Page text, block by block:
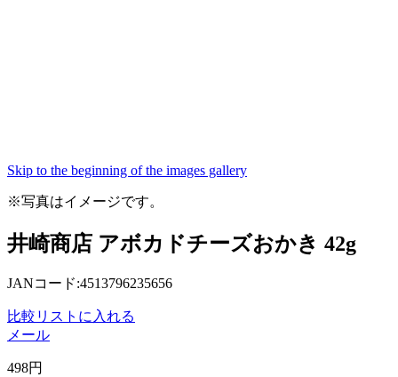
Skip to the beginning of the images gallery
※写真はイメージです。
井崎商店 アボカドチーズおかき 42g
JANコード:4513796235656
比較リストに入れる
メール
498円